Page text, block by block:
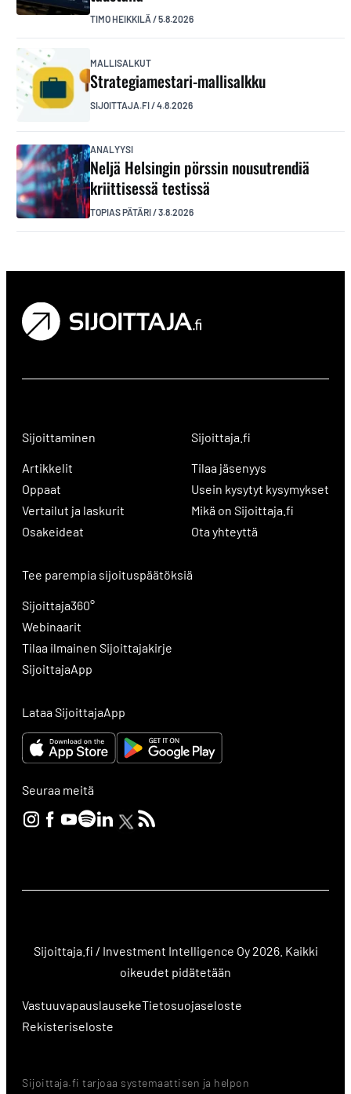
TIMO HEIKKILÄ /5.8.2026
MALLISALKUT
Strategiamestari-mallisalkku
SIJOITTAJA.FI/4.8.2026
ANALYYSI
Neljä Helsingin pörssin nousutrendiä
kriittisessä testissä
TOPIAS PÄTÄRI/3.8.2026
Sijoittaminen
Artikkelit
Oppaat
Vertailut ja laskurit
Osakeideat
Sijoittaja.fi
Tilaa jäsenyys
Usein kysytyt kysymykset
Mikä on Sijoittaja.fi
Ota yhteyttä
Tee parempia sijoituspäätöksiä
Sijoittaja360°
Webinaarit
Tilaa ilmainen Sijoittajakirje
SijoittajaApp
Lataa SijoittajaApp
Seuraa meitä
Sijoittaja.fi / Investment Intelligence Oy 2026. Kaikki
oikeudet pidätetään
VastuuvapauslausekeTietosuojaseloste
Rekisteriseloste
Sijoittaja.fi tarjoaa systemaattisen ja helpon